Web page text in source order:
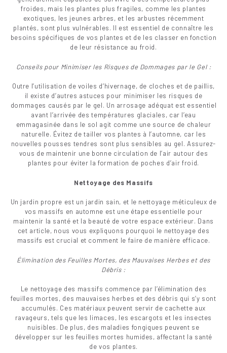
froides, mais les plantes plus fragiles, comme les plantes
exotiques, les jeunes arbres, et les arbustes récemment
plantés, sont plus vulnérables. Il est essentiel de connaître les
besoins spécifiques de vos plantes et de les classer en fonction
de leur résistance au froid.
Conseils pour Minimiser les Risques de Dommages par le Gel :
Outre l’utilisation de voiles d’hivernage, de cloches et de paillis,
il existe d’autres astuces pour minimiser les risques de
dommages causés par le gel. Un arrosage adéquat est essentiel
avant l’arrivée des températures glaciales, car l’eau
emmagasinée dans le sol agit comme une source de chaleur
naturelle. Évitez de tailler vos plantes à l’automne, car les
nouvelles pousses tendres sont plus sensibles au gel. Assurez-
vous de maintenir une bonne circulation de l’air autour des
plantes pour éviter la formation de poches d’air froid.
Nettoyage des Massifs
Un jardin propre est un jardin sain, et le nettoyage méticuleux de
vos massifs en automne est une étape essentielle pour
maintenir la santé et la beauté de votre espace extérieur. Dans
cet article, nous vous expliquons pourquoi le nettoyage des
massifs est crucial et comment le faire de manière efficace.
Élimination des Feuilles Mortes, des Mauvaises Herbes et des
Débris :
Le nettoyage des massifs commence par l’élimination des
feuilles mortes, des mauvaises herbes et des débris qui s’y sont
accumulés. Ces matériaux peuvent servir de cachette aux
ravageurs, tels que les limaces, les escargots et les insectes
nuisibles. De plus, des maladies fongiques peuvent se
développer sur les feuilles mortes humides, affectant la santé
de vos plantes.